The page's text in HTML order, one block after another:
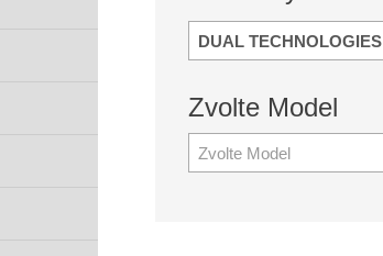
DUAL TECHNOLOGIES
Zvolte Model
Zvolte Model